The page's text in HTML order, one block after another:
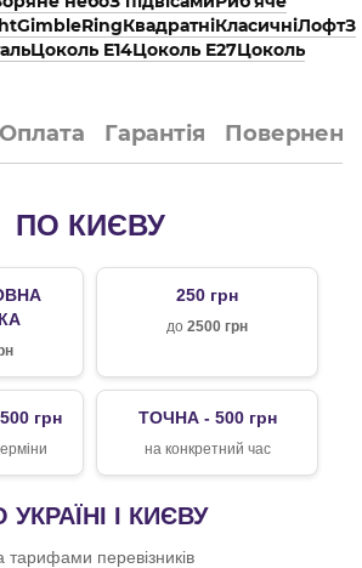
GimbleRingКвадратніКласичніЛофтЗ
Цоколь E14Цоколь E27Цоколь
Оплата Гарантія
ПО КИЄВУ
250 грн
до 2500 грн
грн ТОЧНА - 500 грн
на конкретний час
УКРАЇНІ І КИЄВУ
тарифами перевізників